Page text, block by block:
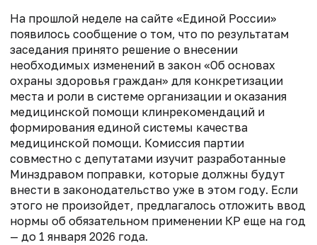
На прошлой неделе на сайте «Единой России»
появилось сообщение о том, что по результатам
заседания принято решение о внесении
необходимых изменений в закон «Об основах
охраны здоровья граждан» для конкретизации
места и роли в системе организации и оказания
медицинской помощи клинрекомендаций и
формирования единой системы качества
медицинской помощи. Комиссия партии
совместно с депутатами изучит разработанные
Минздравом поправки, которые должны будут
внести в законодательство уже в этом году. Если
этого не произойдет, предлагалось отложить ввод
нормы об обязательном применении КР еще на год
— до 1 января 2026 года.